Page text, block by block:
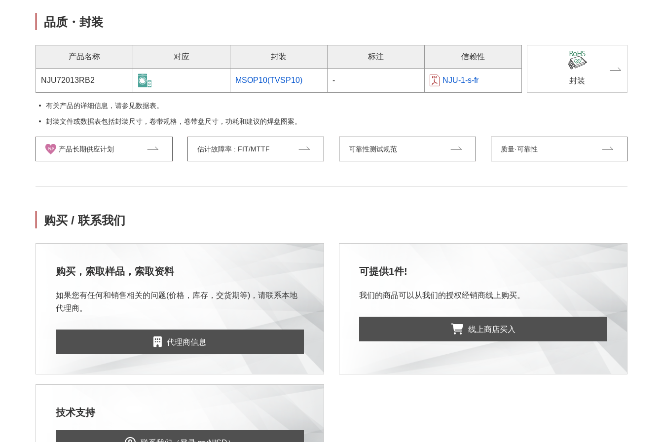
品质・封装
产品名称 对应 封装 标注 信赖性
NJU72013RB2 MSOP10(TVSP10) - NJU-1-s-fr 封装
有关产品的详细信息，请参见数据表。
封装文件或数据表包括封装尺寸，卷带规格，卷带盘尺寸，功耗和建议的焊盘图案。
产品长期供应计划 估计故障率 : FIT/MTTF 可靠性测试规范 质量·可靠性
购买 / 联系我们
购买，索取样品，索取资料
如果您有任何和销售相关的问题(价格，库存，交货期等)，请联系本地
代理商。
代理商信息
可提供1件!
我们的商品可以从我们的授权经销商线上购买。
线上商店买入
技术支持